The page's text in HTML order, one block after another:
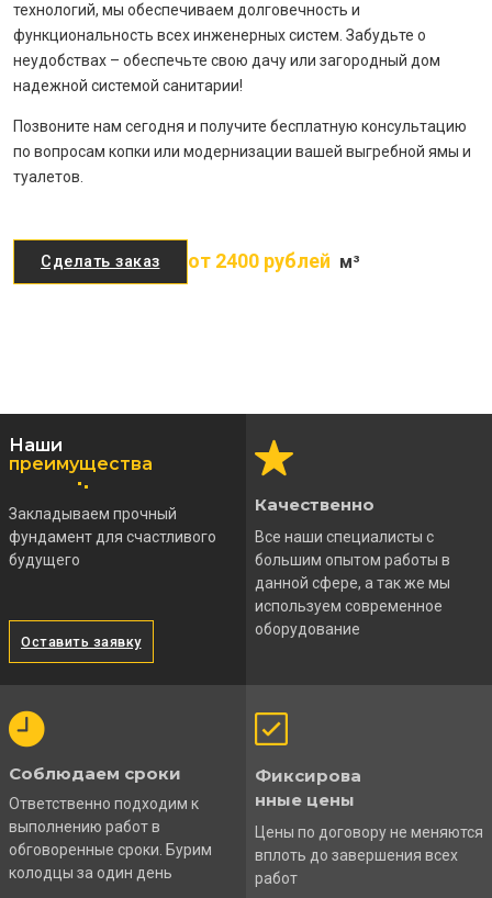
технологий, мы обеспечиваем долговечность и
функциональность всех инженерных систем. Забудьте о
неудобствах – обеспечьте свою дачу или загородный дом
надежной системой санитарии!
Позвоните нам сегодня и получите бесплатную консультацию
по вопросам копки или модернизации вашей выгребной ямы и
туалетов.
Сделать заказ от 2400 рублей м³
Наши
преимущества
Закладываем прочный
фундамент для счастливого
будущего
Оставить заявку
Качественно
Все наши специалисты с
большим опытом работы в
данной сфере, а так же мы
используем современное
оборудование
Соблюдаем сроки
Ответственно подходим к
выполнению работ в
обговоренные сроки. Бурим
колодцы за один день
Фиксирова
нные цены
Цены по договору не меняются
вплоть до завершения всех
работ